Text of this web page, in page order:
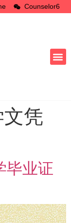
Counselor6
凭
毕业证